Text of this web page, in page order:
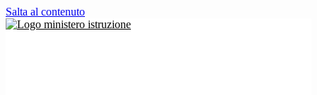
Salta al contenuto